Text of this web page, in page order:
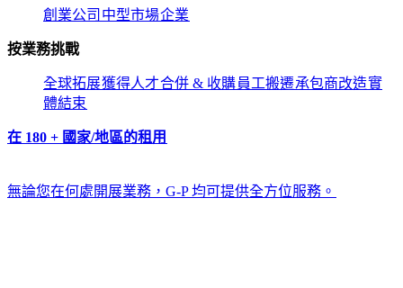
創業公司​​ 中型市場​​企業​​
按業務挑戰​​
全球拓展​​獲得人才​​合併 & 收購​​員工搬遷​​承包商改造​​實
體結束​​
在 180 + 國家/地區的租用​​
無論您在何處開展業務，G-P 均可提供全方位服務。​​